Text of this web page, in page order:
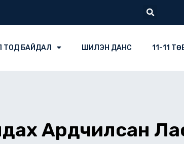
ТОД БАЙДАЛ ШИЛЭН ДАНС 11-11
Ардчилсан